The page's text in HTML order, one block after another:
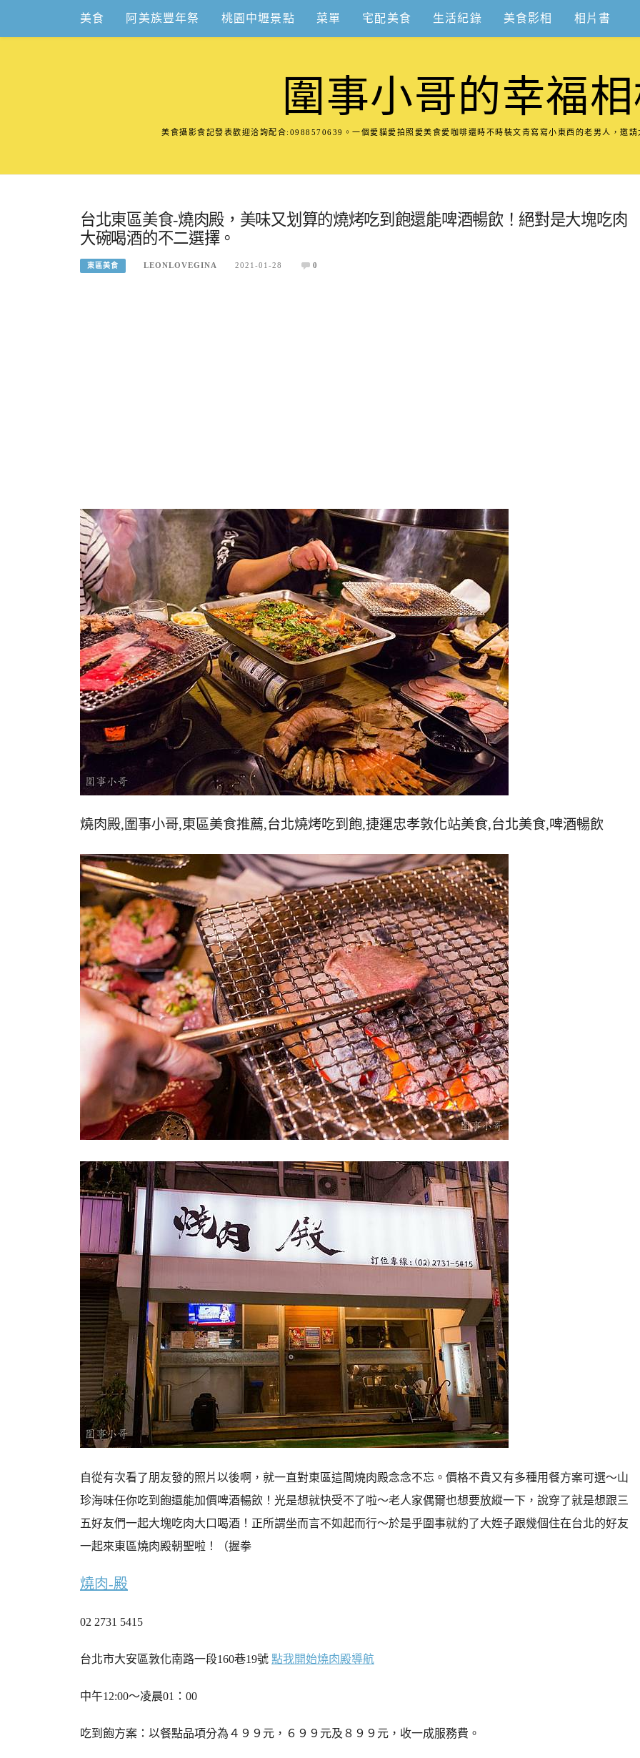
content
美食 阿美族豐年祭 桃園中壢景點 菜單 宅配美食 生活紀錄 美食影相 相片書
圍事小哥的幸福
美食攝影食記發表歡迎洽詢配合:0988570639。一個愛貓愛拍照愛美食愛咖啡還時不時裝文青寫寫小東西的老男人，邀
台北東區美食-燒肉殿，美味又划算的燒烤吃到飽還能啤酒暢飲！絕對是大塊吃肉
大碗喝酒的不二選擇。
東區美食 LEONLOVEGINA 2021-01-28 0
燒肉殿,圍事小哥,東區美食推薦,台北燒烤吃到飽,捷運忠孝敦化站美食,台北美食,啤酒暢飲
自從有次看了朋友發的照片以後啊，就一直對東區這間燒肉殿念念不忘。價格不貴又有多種用餐方案可選～山
珍海味任你吃到飽還能加價啤酒暢飲！光是想就快受不了啦～老人家偶爾也想要放縱一下，說穿了就是想跟三
五好友們一起大塊吃肉大口喝酒！正所謂坐而言不如起而行～於是乎圍事就約了大姪子跟幾個住在台北的好友
一起來東區燒肉殿朝聖啦！（握拳
燒肉-殿
02 2731 5415
台北市大安區敦化南路一段160巷19號 點我開始燒肉殿導航
中午12:00～凌晨01：00
吃到飽方案：以餐點品項分為４９９元，６９９元及８９９元，收一成服務費。